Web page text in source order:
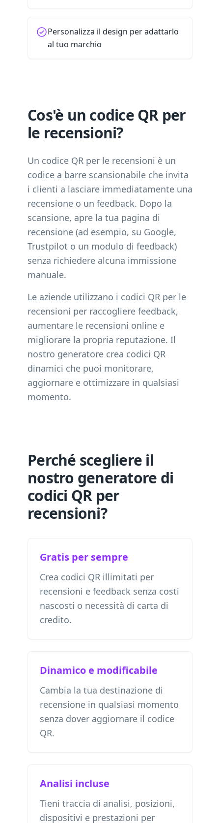
Personalizza il design per adattarlo
al tuo marchio
Cos'è un codice QR per
le recensioni?
Un codice QR per le recensioni è un
codice a barre scansionabile che invita
i clienti a lasciare immediatamente una
recensione o un feedback. Dopo la
scansione, apre la tua pagina di
recensione (ad esempio, su Google,
Trustpilot o un modulo di feedback)
senza richiedere alcuna immissione
manuale.
Le aziende utilizzano i codici QR per le
recensioni per raccogliere feedback,
aumentare le recensioni online e
migliorare la propria reputazione. Il
nostro generatore crea codici QR
dinamici che puoi monitorare,
aggiornare e ottimizzare in qualsiasi
momento.
Perché scegliere il
nostro generatore di
codici QR per
recensioni?
Gratis per sempre
Crea codici QR illimitati per
recensioni e feedback senza costi
nascosti o necessità di carta di
credito.
Dinamico e modificabile
Cambia la tua destinazione di
recensione in qualsiasi momento
senza dover aggiornare il codice
QR.
Analisi incluse
Tieni traccia di analisi, posizioni,
dispositivi e prestazioni per